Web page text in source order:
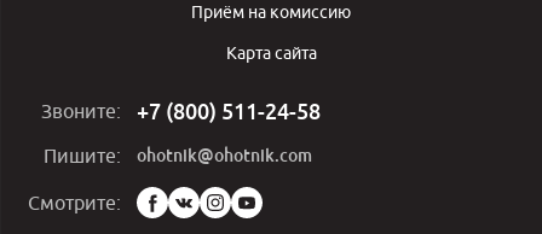
Приём на комиссию
Карта сайта
Звоните: +7 (800) 511-24-58
Пишите: ohotnik@ohotnik.com
Смотрите:
Мы
в